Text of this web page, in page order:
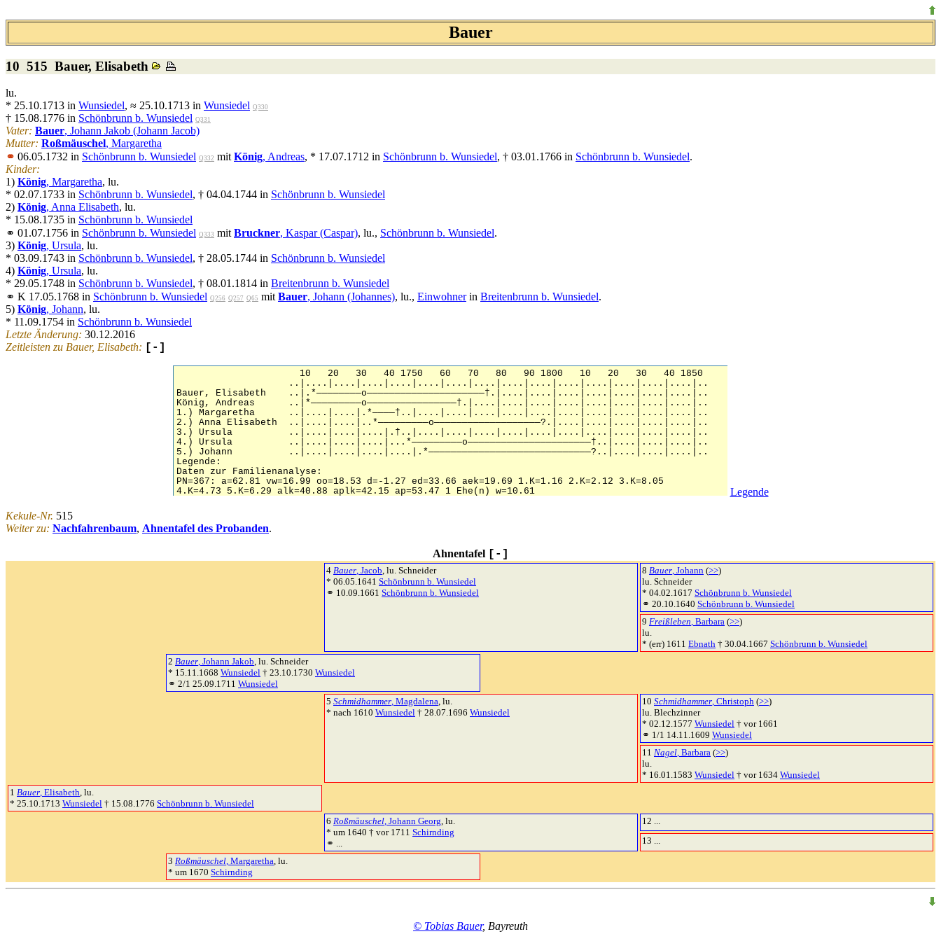
Bauer
10 515 Bauer, Elisabeth
lu.
* 25.10.1713 in Wunsiedel, ≈ 25.10.1713 in Wunsiedel Q330
† 15.08.1776 in Schönbrunn b. Wunsiedel Q331
Vater: Bauer, Johann Jakob (Johann Jacob)
Mutter: Roßmäuschel, Margaretha
⚭ 06.05.1732 in Schönbrunn b. Wunsiedel Q332 mitKönig, Andreas, * 17.07.1712 in Schönbrunn b. Wunsiedel, † 03.01.1766 in Schönbrunn b. Wunsiedel.
Kinder:
1) König, Margaretha, lu.
* 02.07.1733 in Schönbrunn b. Wunsiedel, † 04.04.1744 in Schönbrunn b. Wunsiedel
2) König, Anna Elisabeth, lu.
* 15.08.1735 in Schönbrunn b. Wunsiedel
⚭ 01.07.1756 in Schönbrunn b. Wunsiedel Q333 mitBruckner, Kaspar (Caspar), lu., Schönbrunn b. Wunsiedel.
3) König, Ursula, lu.
* 03.09.1743 in Schönbrunn b. Wunsiedel, † 28.05.1744 in Schönbrunn b. Wunsiedel
4) König, Ursula, lu.
* 29.05.1748 in Schönbrunn b. Wunsiedel, † 08.01.1814 in Breitenbrunn b. Wunsiedel
⚭ K 17.05.1768 in Schönbrunn b. Wunsiedel Q256 Q257 Q65 mitBauer, Johann (Johannes), lu., Einwohnerin Breitenbrunn b. Wunsiedel.
5) König, Johann, lu.
* 11.09.1754 in Schönbrunn b. Wunsiedel
Letzte Änderung: 30.12.2016
Zeitleisten zu Bauer, Elisabeth:
[-]
Legende
Kekule-Nr. 515
Weiter zu: Nachfahrenbaum, Ahnentafel des Probanden.
Ahnentafel [-]
4 Bauer, Jacob, lu. Schneider
* 06.05.1641 Schönbrunn b. Wunsiedel
⚭ 10.09.1661 Schönbrunn b. Wunsiedel
8 Bauer, Johann (>>)
lu. Schneider
* 04.02.1617 Schönbrunn b. Wunsiedel
⚭ 20.10.1640 Schönbrunn b. Wunsiedel
9 Freißleben, Barbara (>>)
lu.
* (err) 1611 Ebnath † 30.04.1667 Schönbrunn b. Wunsiedel
2 Bauer, Johann Jakob, lu. Schneider
* 15.11.1668 Wunsiedel † 23.10.1730 Wunsiedel
⚭ 2/1 25.09.1711 Wunsiedel
5 Schmidhammer, Magdalena, lu.
* nach 1610 Wunsiedel † 28.07.1696 Wunsiedel
10 Schmidhammer, Christoph (>>)
lu. Blechzinner
* 02.12.1577 Wunsiedel † vor 1661
⚭ 1/1 14.11.1609 Wunsiedel
11 Nagel, Barbara (>>)
lu.
* 16.01.1583 Wunsiedel † vor 1634 Wunsiedel
1 Bauer, Elisabeth, lu.
* 25.10.1713 Wunsiedel † 15.08.1776 Schönbrunn b. Wunsiedel
6 Roßmäuschel, Johann Georg, lu.
* um 1640 † vor 1711 Schirnding
⚭ ...
12 ...
13 ...
3 Roßmäuschel, Margaretha, lu.
* um 1670 Schirnding
© Tobias Bauer, Bayreuth